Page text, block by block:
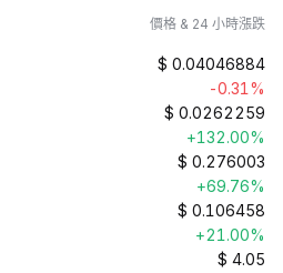
價格 & 24 小時漲跌
$ 0.04046884
-0.31%
$ 0.0262259
+132.00%
$ 0.276003
+69.76%
$ 0.106458
+21.00%
$ 4.05